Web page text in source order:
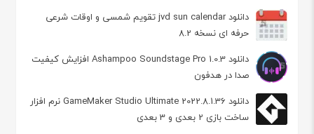
دانلود jvd sun calendar تقویم شمسی و اوقات شرعی
حرفه ای نسخه 8.2
دانلود Ashampoo Soundstage Pro 1.0.3 افزایش کیفیت
صدا در هدفون
دانلود GameMaker Studio Ultimate 2022.8.1.36 نرم افزار
ساخت بازی 2 بعدی و 3 بعدی